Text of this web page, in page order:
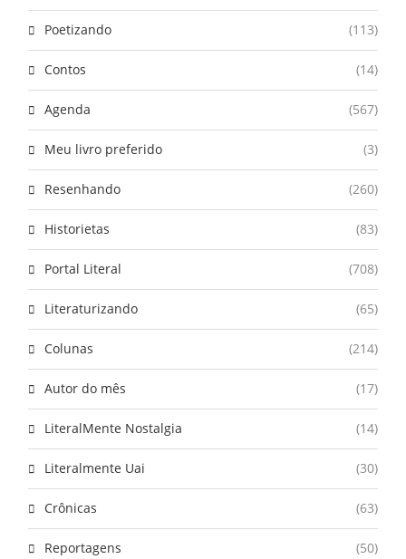
Poetizando (113)
Contos (14)
Agenda (567)
Meu livro preferido (3)
Resenhando (260)
Historietas (83)
Portal Literal (708)
Literaturizando (65)
Colunas (214)
Autor do mês (17)
LiteralMente Nostalgia (14)
Literalmente Uai (30)
Crônicas (63)
Reportagens (50)